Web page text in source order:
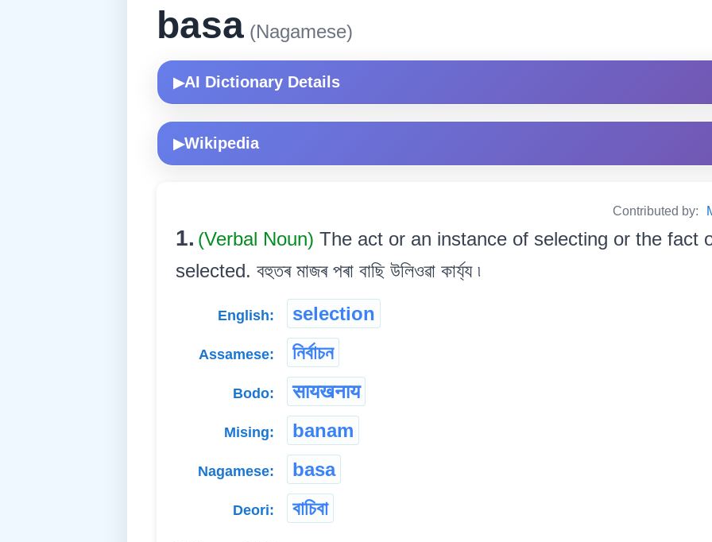
basa (Nagamese)
▶AI Dictionary Details
▶Wikipedia
Contributed by:
1. (Verbal Noun) The act or an instance of selecting or the fact
selected. বহুতৰ মাজৰ পৰা বাছি উলিওৱা কাৰ্য্য ৷
English: selection
Assamese: নিৰ্বাচন
Bodo: सायखनाय
Mising: banam
Nagamese: basa
Deori: বাচিবা